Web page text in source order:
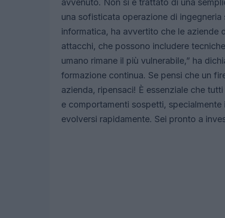
avvenuto. Non si è trattato di una
una sofisticata operazione di
informatica, ha avvertito che le aziende
attacchi, che possono includere
umano rimane il più vulnerabile,” ha
formazione continua. Se pensi che un
azienda, ripensaci! È essenziale che
e comportamenti sospetti,
evolversi rapidamente. Sei pronto a